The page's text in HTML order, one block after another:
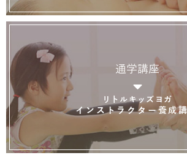
通学講座
リトルキッズヨガ
インストラクター養成